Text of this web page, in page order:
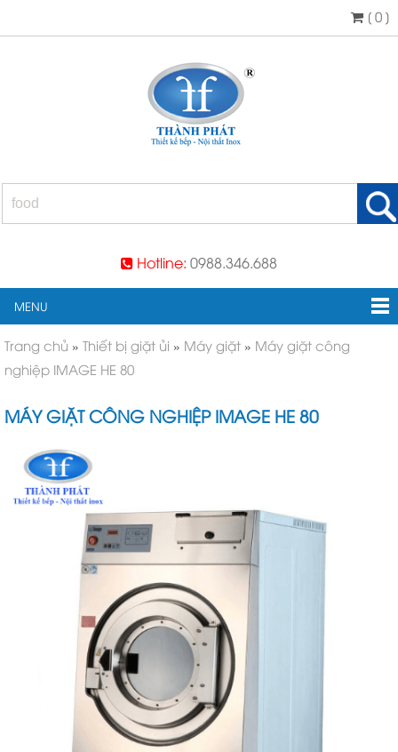
[ 0 ]
Hotline: 0988.346.688
MENU
Trang chủ » Thiết bị giặt ủi » Máy giặt » Máy giặt công
nghiệp IMAGE HE 80
MÁY GIẶT CÔNG NGHIỆP IMAGE HE 80